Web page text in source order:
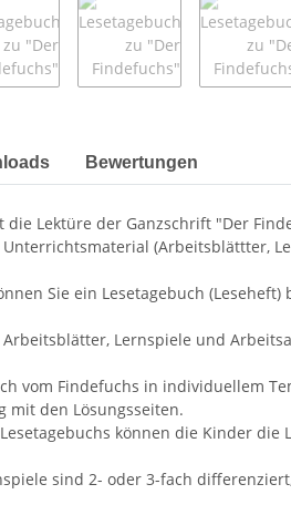
Bewertungen
die Lektüre der Ganzschrift "Der
(Arbeitsblättter,
Sie ein Lesetagebuch
Lernspiele und
vom Findefuchs in individuellem
mit den Lösungsseiten.
können die Kinder
sind 2- oder 3-fach